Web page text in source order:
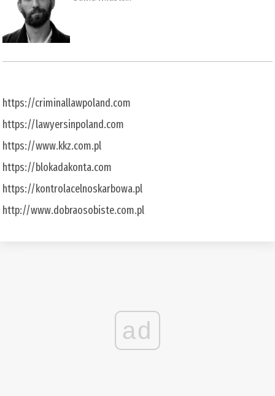
https://criminallawpoland.com
https://lawyersinpoland.com
https://www.kkz.com.pl
https://blokadakonta.com
https://kontrolacelnoskarbowa.pl
http://www.dobraosobiste.com.pl
ad